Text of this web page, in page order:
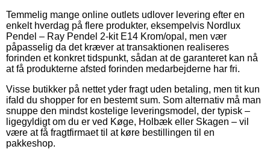
Temmelig mange online outlets udlover levering efter en
enkelt hverdag på flere produkter, eksempelvis Nordlux
Pendel – Ray Pendel 2-kit E14 Krom/opal, men vær
påpasselig da det kræver at transaktionen realiseres
forinden et konkret tidspunkt, sådan at de garanteret kan nå
at få produkterne afsted forinden medarbejderne har fri.
Visse butikker på nettet yder fragt uden betaling, men tit kun
ifald du shopper for en bestemt sum. Som alternativ må man
snuppe den mindst kostelige leveringsmodel, der typisk –
ligegyldigt om du er ved Køge, Holbæk eller Skagen – vil
være at få fragtfirmaet til at køre bestillingen til en
pakkeshop.